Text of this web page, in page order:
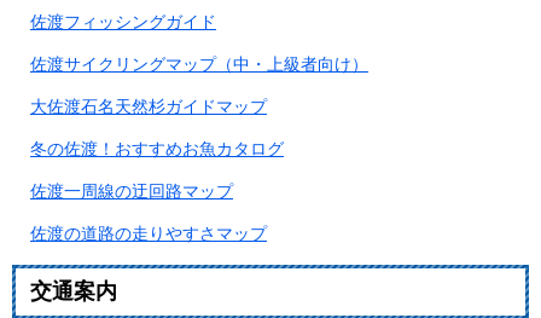
佐渡フィッシングガイド
佐渡サイクリングマップ（中・上級者向け）
大佐渡石名天然杉ガイドマップ
冬の佐渡！おすすめお魚カタログ
佐渡一周線の迂回路マップ
佐渡の道路の走りやすさマップ
交通案内